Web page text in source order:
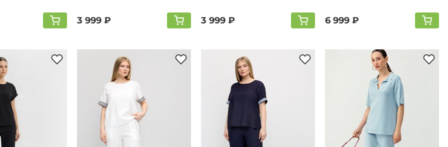
3 999 ₽ 3 999 ₽ 6 999 ₽